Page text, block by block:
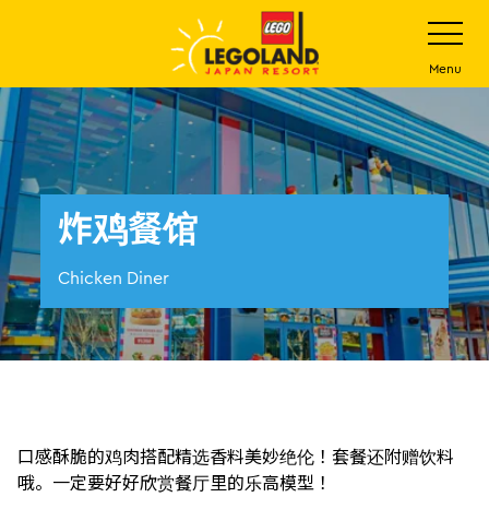
主
要
内
容
打
开
网
站
菜
单
Menu
炸鸡餐馆
Chicken Diner
口感酥脆的鸡肉搭配精选香料美妙绝伦！套餐还附赠饮料
哦。一定要好好欣赏餐厅里的乐高模型！